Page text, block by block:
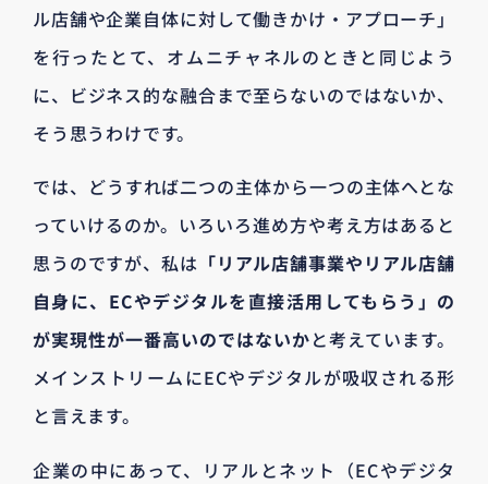
ル店舗や企業自体に対して働きかけ・アプローチ」
を行ったとて、オムニチャネルのときと同じよう
に、ビジネス的な融合まで至らないのではないか、
そう思うわけです。
では、どうすれば二つの主体から一つの主体へとな
っていけるのか。いろいろ進め方や考え方はあると
思うのですが、私は 「リアル店舗事業やリアル店舗
自身に、ECやデジタルを直接活用してもらう」の
が実現性が一番高いのではないかと考えています。
メインストリームにECやデジタルが吸収される形
と言えます。
企業の中にあって、リアルとネット（ECやデジタ